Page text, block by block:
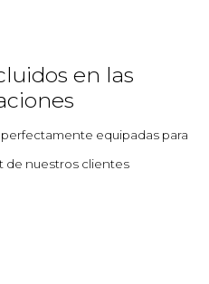
en las
equipadas para
de nuestros clientes